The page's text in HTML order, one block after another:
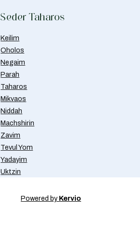
Seder Taharos
Keilim
Oholos
Negaim
Parah
Taharos
Mikvaos
Niddah
Machshirin
Zavim
Tevul Yom
Yadayim
Uktzin
Powered by Kervio